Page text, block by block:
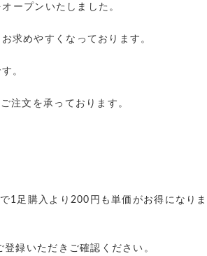
ープンいたしました。
求めやすくなっております。
。
注文を承っております。
1足購入より200円も単価がお得になりま
録いただきご確認ください。